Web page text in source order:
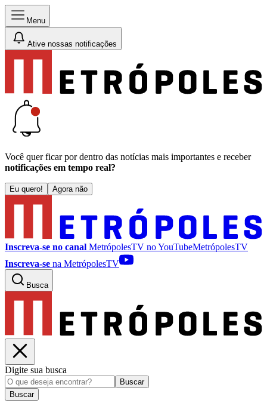
Menu
Ative nossas notificações
Você quer ficar por dentro das notícias mais importantes e receber
notificações em tempo real?
Eu quero! Agora não
Inscreva-se no canal MetrópolesTV noYouTubeMetrópolesTV
Inscreva-se na MetrópolesTV
Busca
Digite sua busca
Buscar
Buscar